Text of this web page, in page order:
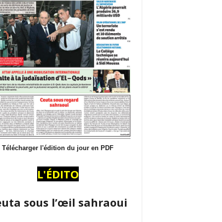
Télécharger l'édition du jour en PDF
L'ÉDITO
sous l’œil sahraoui